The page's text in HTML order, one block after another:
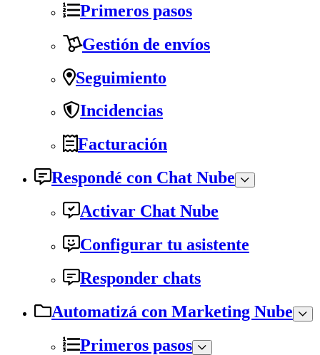
Primeros pasos
Gestión de envíos
Seguimiento
Incidencias
Facturación
Respondé con Chat Nube
Activar Chat Nube
Configurar tu asistente
Responder chats
Automatizá con Marketing Nube
Primeros pasos